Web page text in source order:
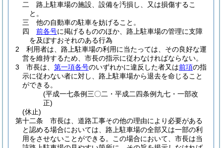
二
路上駐車場の施設、設備を汚損し、又は損傷するこ
と。
三
他の自動車の駐車を妨げること。
四
前各号に掲げるもののほか、路上駐車場の管理に支障
を及ぼすおそれのある行為
2
利用者は、路上駐車場の利用に当たっては、その良好な運
営を維持するため、市長の指示に従わなければならない。
3
市長は、 第一項各号のいずれかに違反した者又は前項の指
示に従わない者に対し、路上駐車場から退去を命じること
ができる。
(平成一七条例三〇二・平成二四条例九七・一部改
正)
(休止)
第十二条
市長は、道路工事その他の理由により必要がある
と認める場合においては、路上駐車場の全部又は一部の利
用をさせないことができる。
この場合において、市長は当